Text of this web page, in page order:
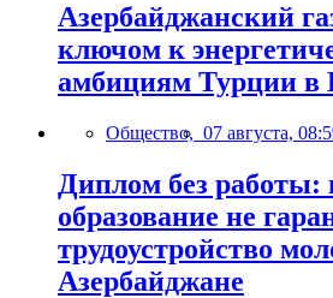
Азербайджанский
ключом к
амбициям Турции в
Общество, 07 августа,
Диплом без работы:
образование не
трудоустройство
Азербайджане